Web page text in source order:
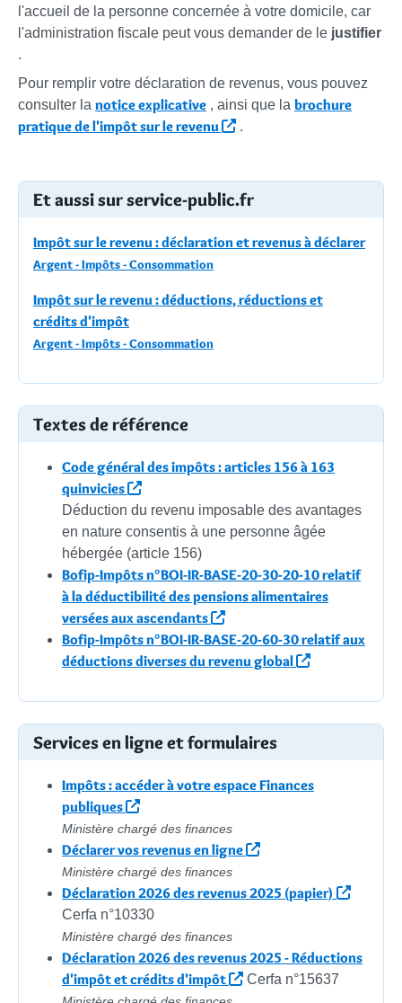
l'accueil de la personne concernée à votre domicile, car
l'administration fiscale peut vous demander de le justifier
.
Pour remplir votre déclaration de revenus, vous pouvez
consulter la notice explicative , ainsi que la brochure
pratique de l'impôt sur le revenu
.
Et aussi sur service-public.fr
Impôt sur le revenu : déclaration et revenus à déclarer
Argent - Impôts - Consommation
Impôt sur le revenu : déductions, réductions et
crédits d'impôt
Argent - Impôts - Consommation
Textes de référence
Code général des impôts : articles 156 à 163
quinvicies
Déduction du revenu imposable des avantages
en nature consentis à une personne âgée
hébergée (article 156)
Bofip-Impôts n°BOI-IR-BASE-20-30-20-10 relatif
à la déductibilité des pensions alimentaires
versées aux ascendants
Bofip-Impôts n°BOI-IR-BASE-20-60-30 relatif aux
déductions diverses du revenu global
Services en ligne et formulaires
Impôts : accéder à votre espace Finances
publiques
Ministère chargé des finances
Déclarer vos revenus en ligne
Ministère chargé des finances
Déclaration 2026 des revenus 2025 (papier)
Cerfa n°10330
Ministère chargé des finances
Déclaration 2026 des revenus 2025 - Réductions
d'impôt et crédits d'impôt
Cerfa n°15637